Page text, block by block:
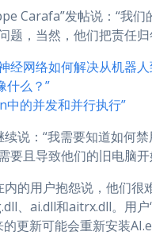
Carafa”发帖说：“我
题，当然，他们把责任
经网络如何解决从机器
什么？”
的并发和并行执行”
说：“我需要知道如何
要且导致他们的旧电脑
的用户抱怨说，他们
、ai.dll和aitrx.dll。用
更新可能会重新安装